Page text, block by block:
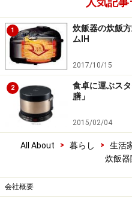
1
炊飯器の炊飯
ムIH
2017/10/15
2
食卓に運ぶス
膳」
2015/02/04
All About > 暮らし > 生活
炊飯器
会社概要